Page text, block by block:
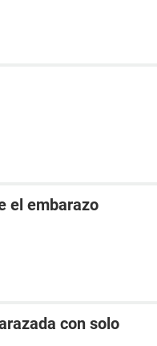
el embarazo
con solo